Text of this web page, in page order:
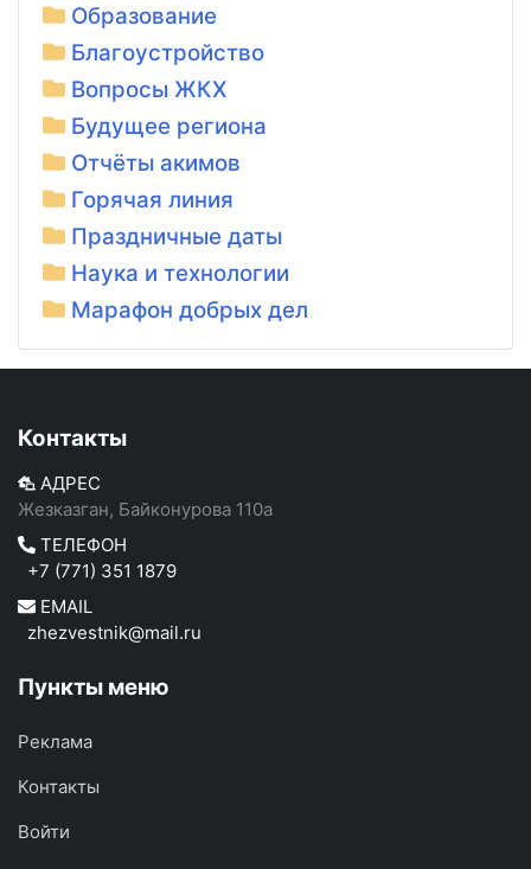
Образование
Благоустройство
Вопросы ЖКХ
Будущее региона
Отчёты акимов
Горячая линия
Праздничные даты
Наука и технологии
Марафон добрых дел
Контакты
АДРЕС
Жезказган, Байконурова 110а
ТЕЛЕФОН
+7 (771) 351 1879
EMAIL
zhezvestnik@mail.ru
Пункты меню
Реклама
Контакты
Войти